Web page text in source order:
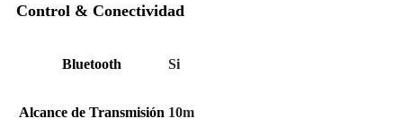
Control & Conectividad
Bluetooth Si
Alcance de Transmisión 10m